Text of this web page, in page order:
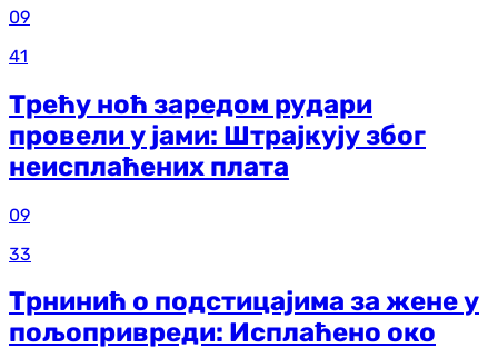
09
41
Трећу ноћ заредом рудари
провели у јами: Штрајкују због
неисплаћених плата
09
33
Трнинић о подстицајима за жене у
пољопривреди: Исплаћено око